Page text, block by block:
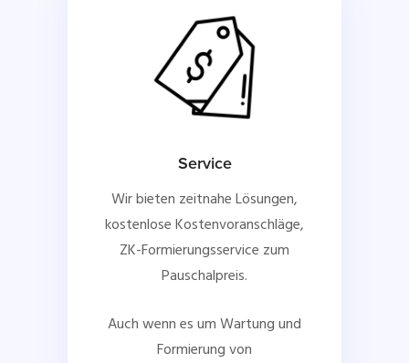
Service
Wir bieten zeitnahe Lösungen,
kostenlose Kostenvoranschläge,
ZK-Formierungsservice zum
Pauschalpreis.
Auch wenn es um Wartung und
Formierung von